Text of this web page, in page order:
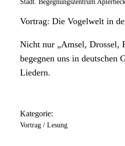
Geschlossen
Städt. Begegnungszentrum
Vortrag: Die Vogelwelt in
Nicht nur „Amsel, Drossel,
begegnen uns in deutschen
Liedern.
Kategorie:
Vortrag / Lesung